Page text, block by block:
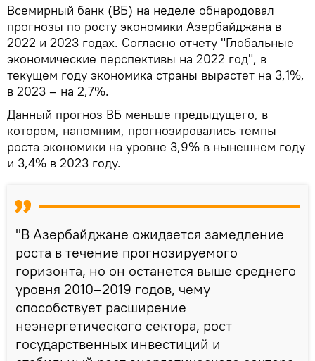
Всемирный банк (ВБ) на неделе обнародовал
прогнозы по росту экономики Азербайджана в
2022 и 2023 годах. Согласно отчету "Глобальные
экономические перспективы на 2022 год", в
текущем году экономика страны вырастет на 3,1%,
в 2023 – на 2,7%.
Данный прогноз ВБ меньше предыдущего, в
котором, напомним, прогнозировались темпы
роста экономики на уровне 3,9% в нынешнем году
и 3,4% в 2023 году.
"В Азербайджане ожидается замедление
роста в течение прогнозируемого
горизонта, но он останется выше среднего
уровня 2010–2019 годов, чему
способствует расширение
неэнергетического сектора, рост
государственных инвестиций и